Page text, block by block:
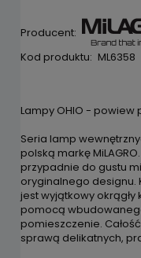
Producent:
Kod produktu: ML6358
Lampy OHIO - powiew
Seria lamp
polską markę
przypadnie do gustu
oryginalnego designu.
jest wyjątkowy okrągły
pomocą
pomieszczenie.
sprawą delikatnych,